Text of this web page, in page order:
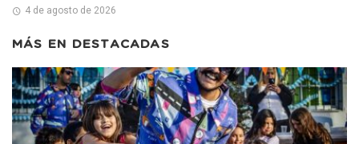
4 de agosto de 2026
MÁS EN DESTACADAS